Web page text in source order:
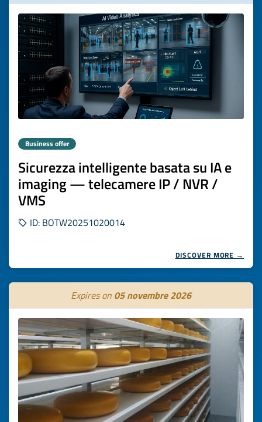
Business offer
Sicurezza intelligente basata su IA e
imaging — telecamere IP / NVR /
VMS
ID: BOTW20251020014
DISCOVER MORE →
Expires on 05 novembre 2026